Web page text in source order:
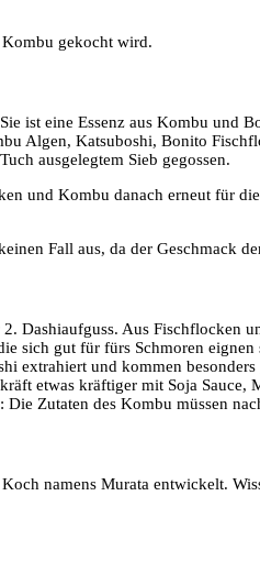
Kombu gekocht wird.
ist eine Essenz aus Kombu und
Algen, Katsuboshi, Bonito
ausgelegtem Sieb gegossen.
und Kombu danach erneut für
Fall aus, da der Geschmack
Dashiaufguss. Aus Fischflocken
sich gut für fürs Schmoren
extrahiert und kommen
etwas kräftiger mit Soja
Zutaten des Kombu müssen
namens Murata entwickelt.